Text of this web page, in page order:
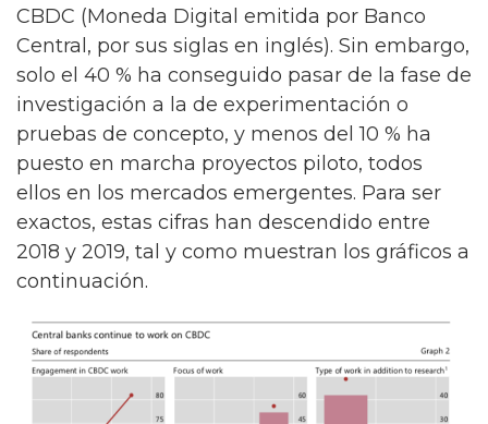
CBDC (Moneda Digital emitida por Banco
Central, por sus siglas en inglés). Sin embargo,
solo el 40 % ha conseguido pasar de la fase de
investigación a la de experimentación o
pruebas de concepto, y menos del 10 % ha
puesto en marcha proyectos piloto, todos
ellos en los mercados emergentes. Para ser
exactos, estas cifras han descendido entre
2018 y 2019, tal y como muestran los gráficos a
continuación.